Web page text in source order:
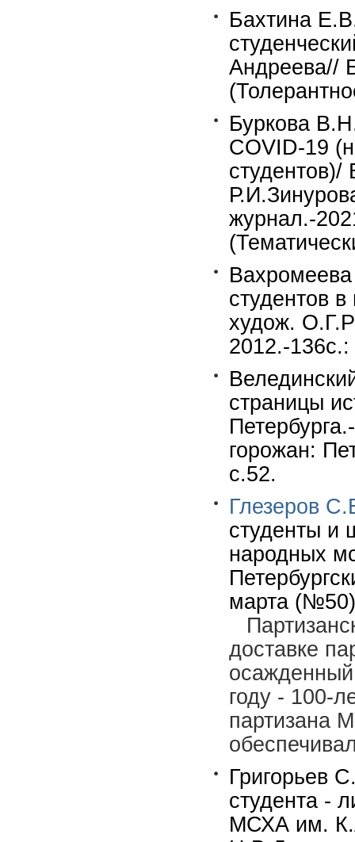
Бахтина
Андреева//
Буркова
COVID-19
журнал.-
студентов
худож.
2012.-
страницы
горожан:
с.52.
Глезеров
студенты и
народных
марта
доставке
году - 100-
партизана
Григорьев
студента -
МСХА им.